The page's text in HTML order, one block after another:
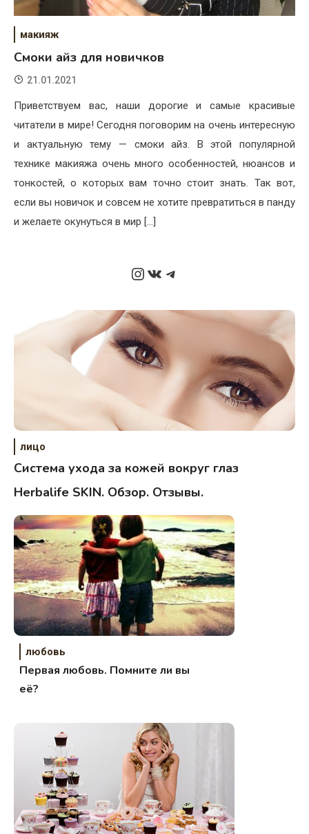
макияж
Cмоки айз для новичков
21.01.2021
Приветствуем вас, наши дорогие и самые красивые
читатели в мире! Сегодня поговорим на очень интересную
и актуальную тему — смоки айз. В этой популярной
технике макияжа очень много особенностей, нюансов и
тонкостей, о которых вам точно стоит знать. Так вот,
если вы новичок и совсем не хотите превратиться в панду
и желаете окунуться в мир […]
Instagram
ВКонтакте
Telegram
лицо
Система ухода за кожей вокруг глаз
Herbalife SKIN. Обзор. Отзывы.
любовь
Первая любовь. Помните ли вы
её?